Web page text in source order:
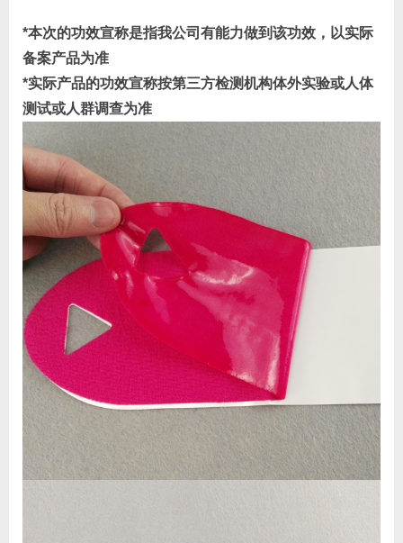
*本次的功效宣称是指我公司有能力做到该功效，以实际
备案产品为准
*实际产品的功效宣称按第三方检测机构体外实验或人体
测试或人群调查为准